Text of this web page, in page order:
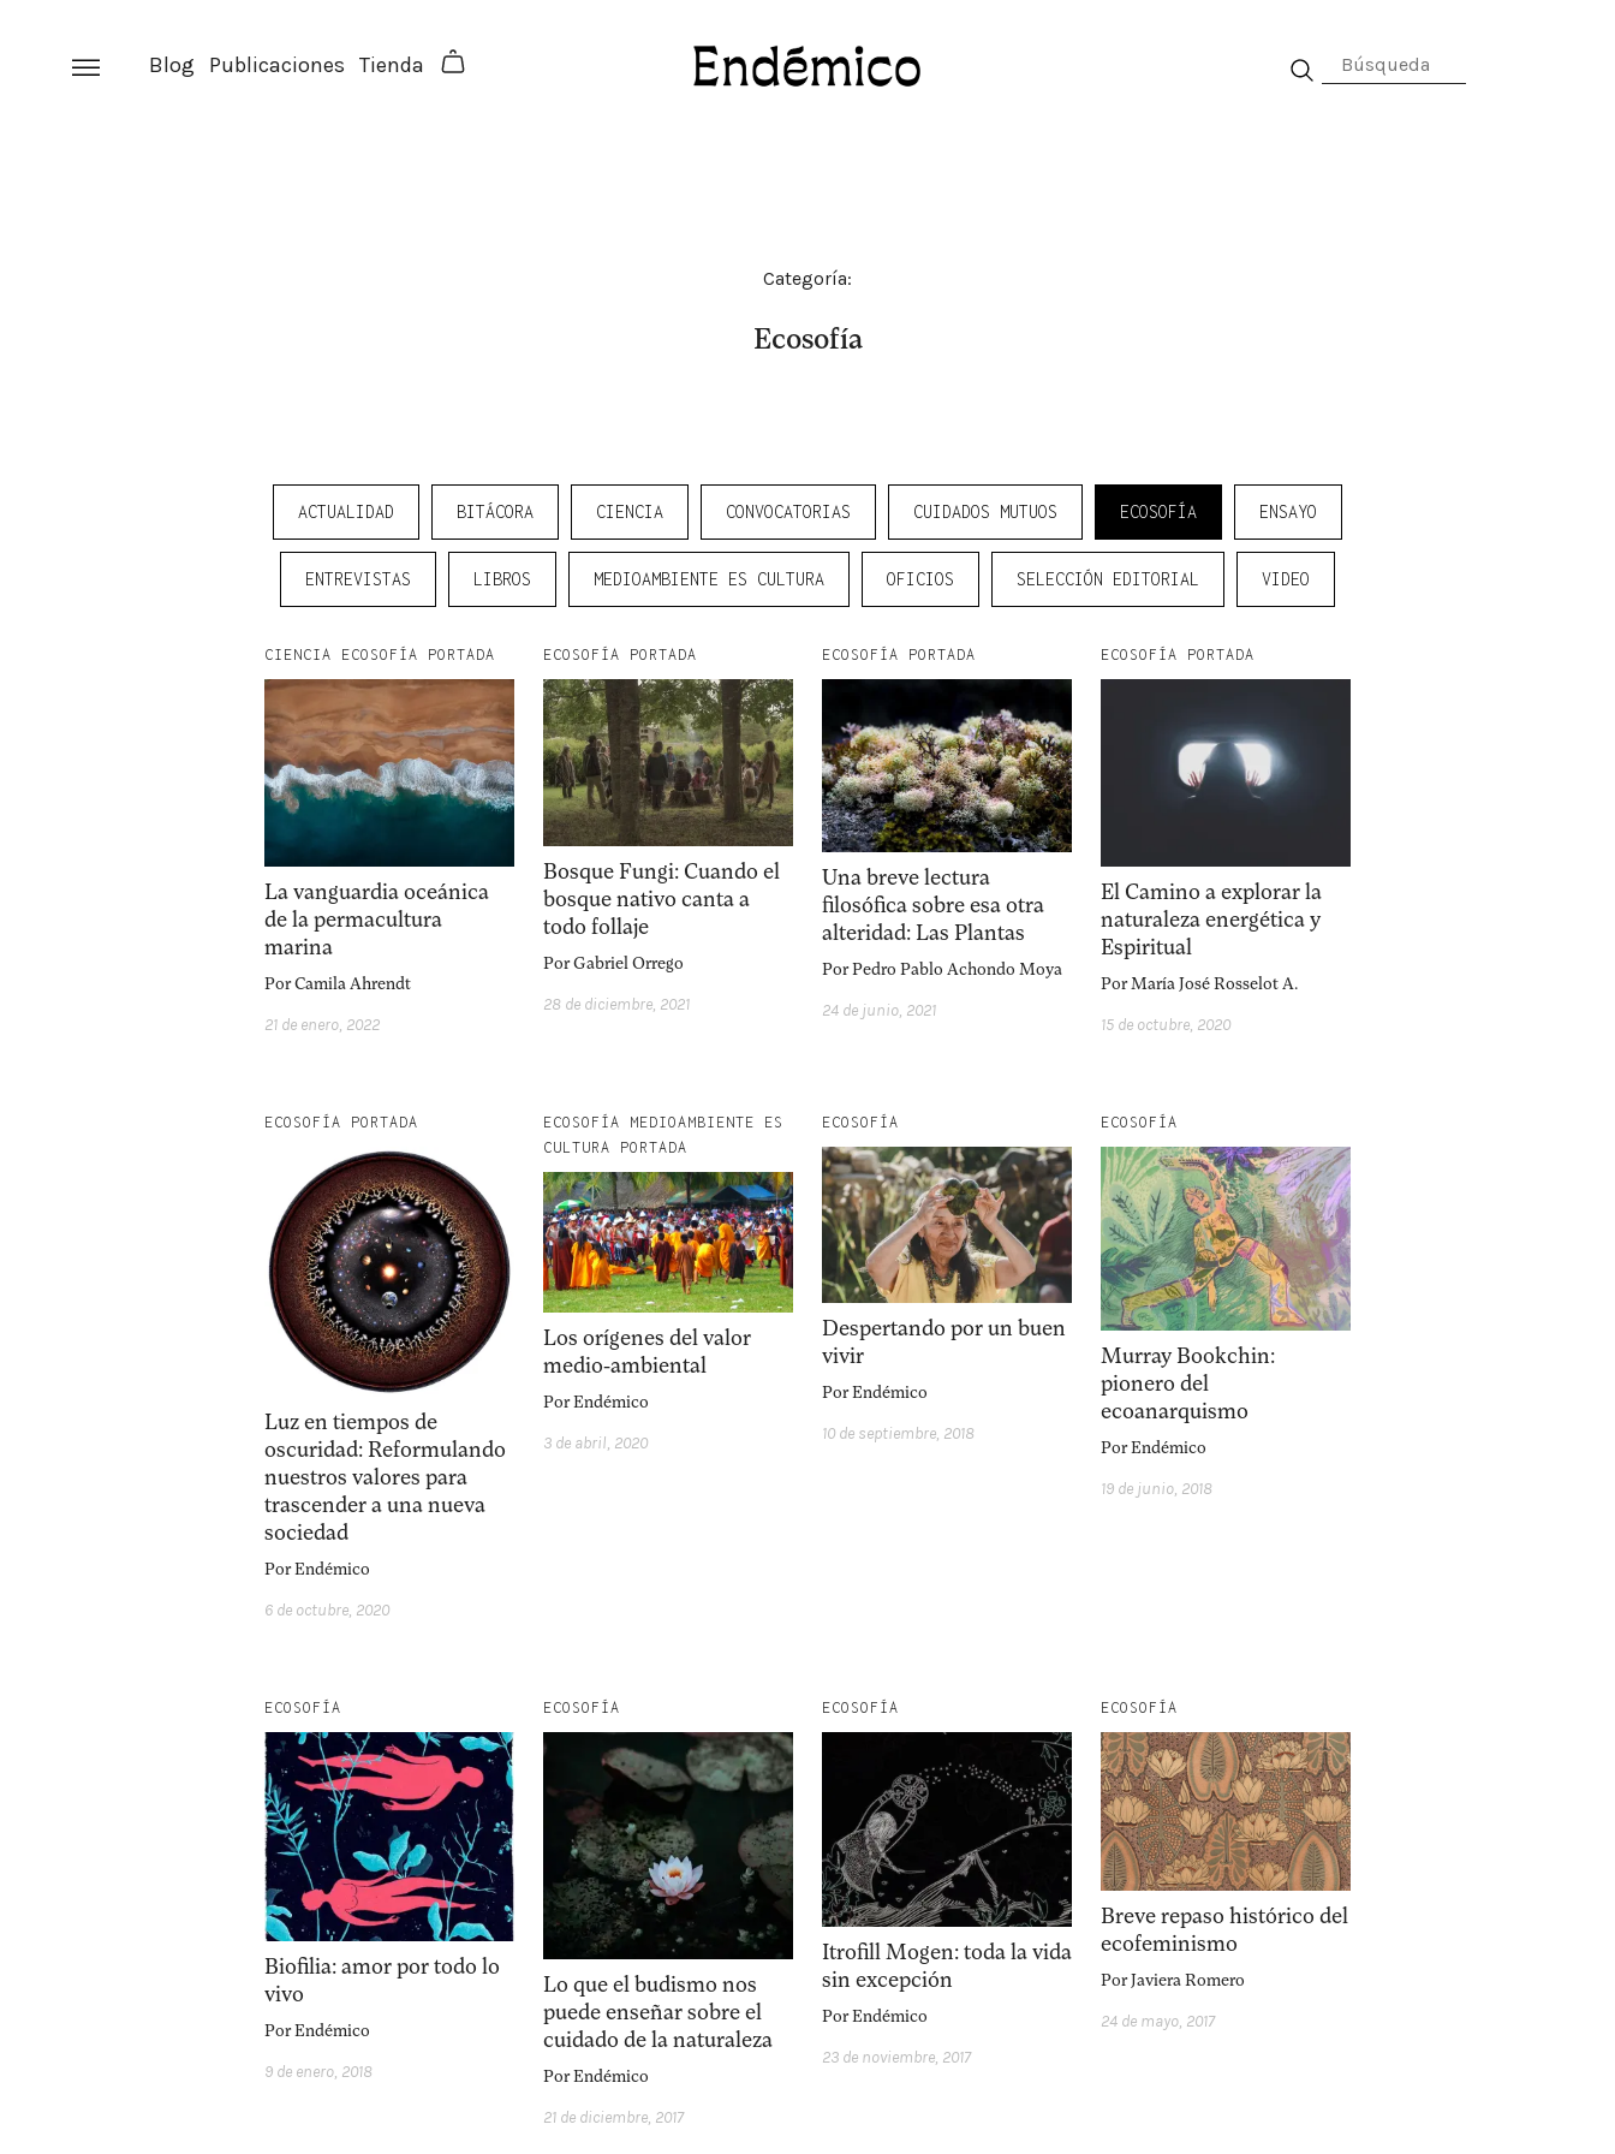
Blog Publicaciones Tienda
Categoría:
Ecosofía
ACTUALIDAD BITÁCORA CIENCIA CONVOCATORIAS CUIDADOS MUTUOS ECOSOFÍA ENSAYO
ENTREVISTAS LIBROS MEDIOAMBIENTE ES CULTURA OFICIOS SELECCIÓN EDITORIAL VIDEO
CIENCIA ECOSOFÍA PORTADA
La vanguardia oceánica
de la permacultura
marina
PorCamila Ahrendt
21 de enero, 2022
ECOSOFÍA PORTADA
Bosque Fungi: Cuando el
bosque nativo canta a
todo follaje
PorGabriel Orrego
28 de diciembre, 2021
ECOSOFÍA PORTADA
Una breve lectura
filosófica sobre esa otra
alteridad: Las Plantas
PorPedro Pablo Achondo Moya
24 de junio, 2021
ECOSOFÍA PORTADA
El Camino a explorar la
naturaleza energética y
Espiritual
PorMaría José Rosselot A.
15 de octubre, 2020
ECOSOFÍA PORTADA
Luz en tiempos de
oscuridad: Reformulando
nuestros valores para
trascender a una nueva
sociedad
PorEndémico
6 de octubre, 2020
ECOSOFÍA MEDIOAMBIENTE ES
CULTURA PORTADA
Los orígenes del valor
medio-ambiental
PorEndémico
3 de abril, 2020
ECOSOFÍA
Despertando por un buen
vivir
PorEndémico
10 de septiembre, 2018
ECOSOFÍA
Murray Bookchin:
pionero del
ecoanarquismo
PorEndémico
19 de junio, 2018
ECOSOFÍA
Biofilia: amor por todo lo
vivo
PorEndémico
9 de enero, 2018
ECOSOFÍA
Lo que el budismo nos
puede enseñar sobre el
cuidado de la naturaleza
PorEndémico
21 de diciembre, 2017
ECOSOFÍA
Itrofill Mogen: toda la vida
sin excepción
PorEndémico
23 de noviembre, 2017
ECOSOFÍA
Breve repaso histórico del
ecofeminismo
PorJaviera Romero
24 de mayo, 2017
Explora la cultura creativa en torno al movimiento
socioambiental con Endémico.
facebook instagram pinterest acerca